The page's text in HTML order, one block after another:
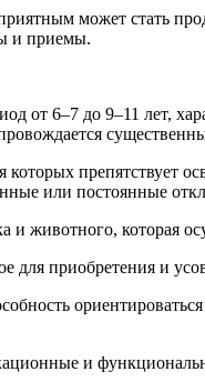
может стать
и приемы.
от 6–7 до 9–11 лет,
которых
или постоянные
и животного, которая
для приобретения и
и